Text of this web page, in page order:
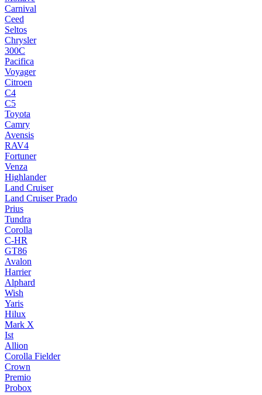
Carnival
Ceed
Seltos
Chrysler
300C
Pacifica
Voyager
Citroen
C4
C5
Toyota
Camry
Avensis
RAV4
Fortuner
Venza
Highlander
Land Cruiser
Land Cruiser Prado
Prius
Tundra
Corolla
C-HR
GT86
Avalon
Harrier
Alphard
Wish
Yaris
Hilux
Mark X
Ist
Allion
Corolla Fielder
Crown
Premio
Probox